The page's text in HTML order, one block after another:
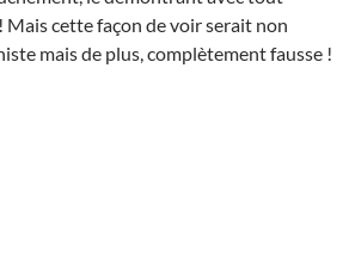
cette façon de voir serait non
mais de plus, complètement fausse !